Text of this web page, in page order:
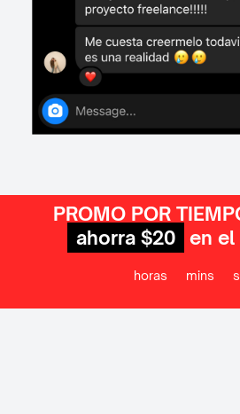
PROMO POR
ahorra $20
en el
horas mins